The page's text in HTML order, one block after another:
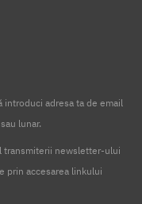
adresa ta de email
lunar.
transmiterii newsletter-ului
prin accesarea linkului